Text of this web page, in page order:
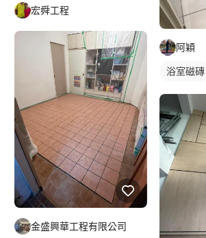
宏舜工程
金盛興華工程有限公司
阿穎
浴室磁磚